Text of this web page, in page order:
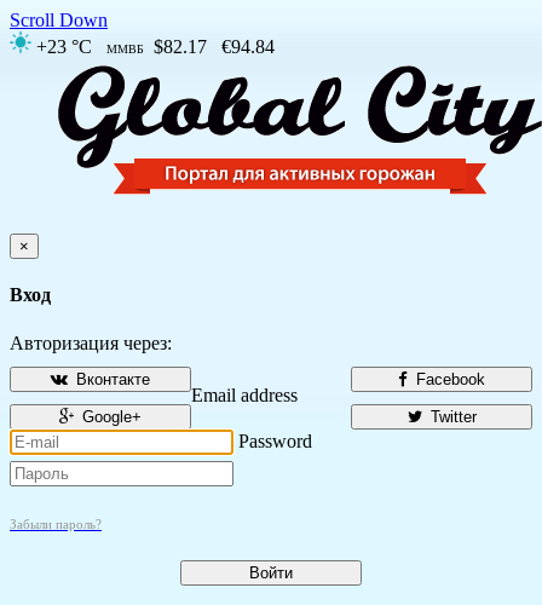
Scroll Down
+23 °C
ММВБ $82.17 €94.84
×
Вход
Авторизация через:
Facebook
Вконтакте
Twitter
Google+
Email address
Password
Забыли пароль?
Войти